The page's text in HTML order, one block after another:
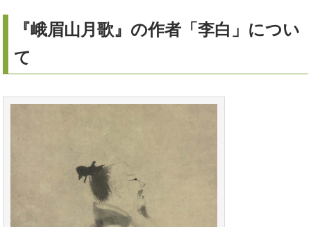
『峨眉山月歌』の作者「李白」につい
て